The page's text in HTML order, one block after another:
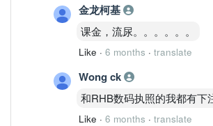
金龙柯基
课金，流尿。。。。。。
Like · 6 months · translate
Wong ck
和RHB数码执照的我都有下
Like · 6 months · translate